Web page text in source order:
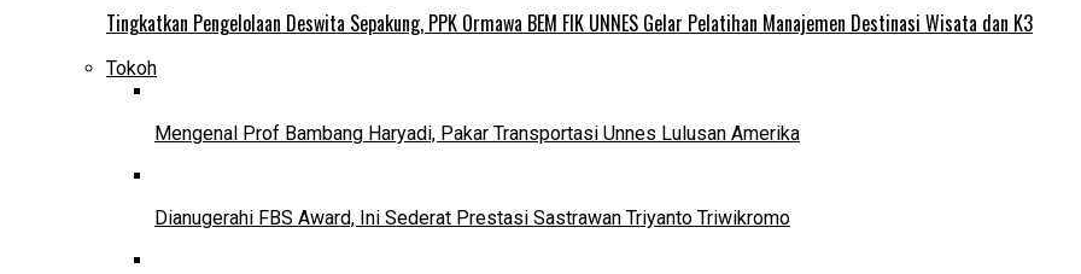
Tingkatkan Pengelolaan Deswita Sepakung, PPK Ormawa BEM FIK UNNES Gelar Pelatihan Manajemen Destinasi Wisata dan K3
Tokoh
Mengenal Prof Bambang Haryadi, Pakar Transportasi Unnes Lulusan Amerika
Dianugerahi FBS Award, Ini Sederat Prestasi Sastrawan Triyanto Triwikromo